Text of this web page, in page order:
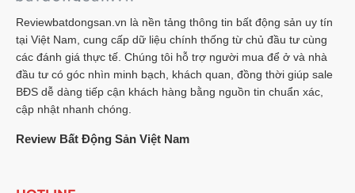
Reviewbatdongsan.vn là nền tảng thông tin bất động sản uy tín
tại Việt Nam, cung cấp dữ liệu chính thống từ chủ đầu tư cùng
các đánh giá thực tế. Chúng tôi hỗ trợ người mua để ở và nhà
đầu tư có góc nhìn minh bạch, khách quan, đồng thời giúp sale
BĐS dễ dàng tiếp cận khách hàng bằng nguồn tin chuẩn xác,
cập nhật nhanh chóng.
Review Bất Động Sản Việt Nam